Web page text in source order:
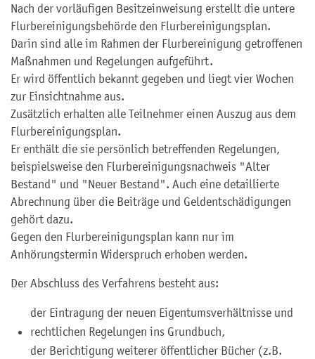
Nach der vorläufigen Besitzeinweisung erstellt die untere
Flurbereinigungsbehörde den Flurbereinigungsplan.
Darin sind alle im Rahmen der Flurbereinigung getroffenen
Maßnahmen und Regelungen aufgeführt.
Er wird öffentlich bekannt gegeben und liegt vier Wochen
zur Einsichtnahme aus.
Zusätzlich erhalten alle Teilnehmer einen Auszug aus dem
Flurbereinigungsplan.
Er enthält die sie persönlich betreffenden Regelungen,
beispielsweise den Flurbereinigungsnachweis "Alter
Bestand" und "Neuer Bestand". Auch eine detaillierte
Abrechnung über die Beiträge und Geldentschädigungen
gehört dazu.
Gegen den Flurbereinigungsplan kann nur im
Anhörungstermin Widerspruch erhoben werden.
Der Abschluss des Verfahrens besteht aus:
der Eintragung der neuen Eigentumsverhältnisse und
rechtlichen Regelungen ins Grundbuch,
der Berichtigung weiterer öffentlicher Bücher (z.B.